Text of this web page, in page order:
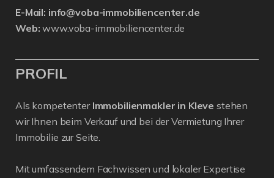
E-Mail: info@voba-immobiliencenter.de
Web: www.voba-immobiliencenter.de
PROFIL
Als kompetenter Immobilienmakler in Kleve stehen
wir Ihnen beim Verkauf und bei der Vermietung Ihrer
Immobilie zur Seite.
Mit umfassendem Fachwissen und lokaler Expertise